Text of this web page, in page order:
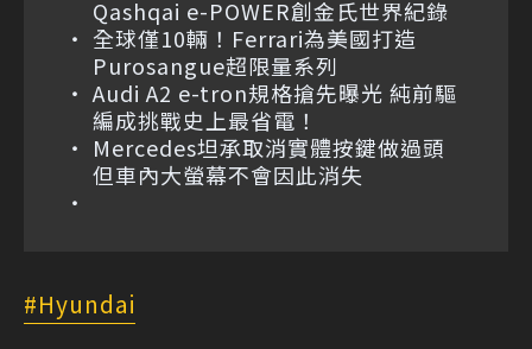
Qashqai e-POWER創金氏世界紀錄
全球僅10輛！Ferrari為美國打造
Purosangue超限量系列
Audi A2 e-tron規格搶先曝光 純前驅
編成挑戰史上最省電！
Mercedes坦承取消實體按鍵做過頭
但車內大螢幕不會因此消失
Hyundai